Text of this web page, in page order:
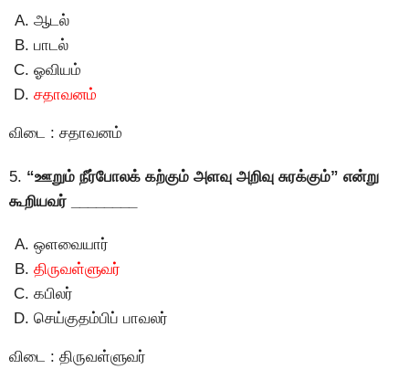
ஆடல்
பாடல்
ஓவியம்
சதாவனம்
விடை : சதாவனம்
5. “ஊறும் நீர்போலக் கற்கும் அளவு அறிவு சுரக்கும்” என்று
கூறியவர் ________
ஒளவையார்
திருவள்ளுவர்
கபிலர்
செய்குதம்பிப் பாவலர்
விடை : திருவள்ளுவர்